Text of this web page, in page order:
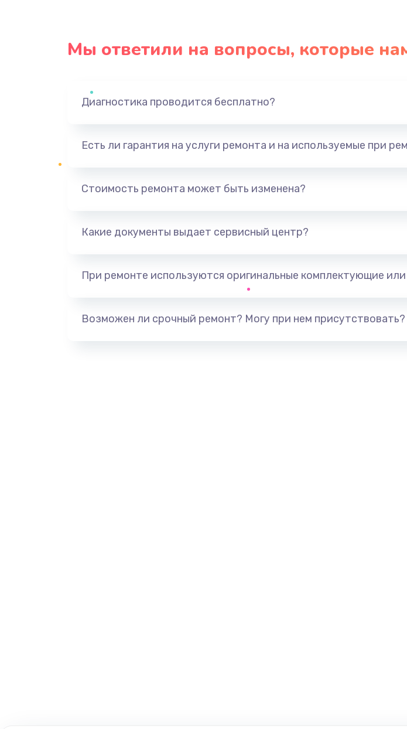
Мы ответили на вопросы, которые
Диагностика проводится бесплатно?
Есть ли гарантия на услуги ремонта и на используемые при
Стоимость ремонта может быть изменена?
Какие документы выдает сервисный центр?
При ремонте используются оригинальные комплектующие или
Возможен ли срочный ремонт? Могу при нем присутствовать?